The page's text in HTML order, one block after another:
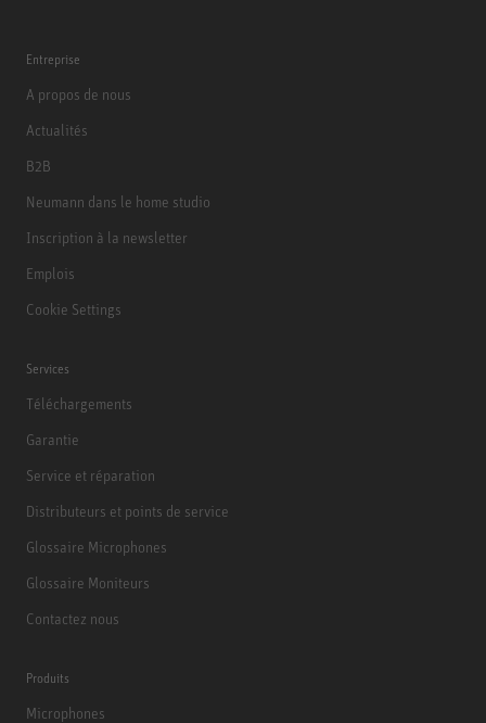
Entreprise
A propos de nous
Actualités
B2B
Neumann dans le home studio
Inscription à la newsletter
Emplois
Cookie Settings
Services
Téléchargements
Garantie
Service et réparation
Distributeurs et points de service
Glossaire Microphones
Glossaire Moniteurs
Contactez nous
Produits
Microphones